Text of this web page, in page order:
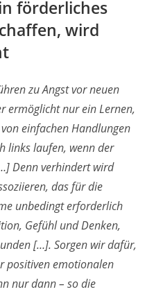
förderliches
wird
zu Angst vor neuen
ermöglicht nur ein Lernen,
einfachen Handlungen
links laufen, wenn der
Denn verhindert wird
das für die
unbedingt erforderlich
Gefühl und Denken,
[…]. Sorgen wir dafür,
positiven emotionalen
nur dann – so die